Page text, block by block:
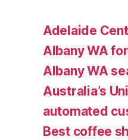
Adelaide
Albany WA
Albany WA
Australia’s
automated
Best coffee